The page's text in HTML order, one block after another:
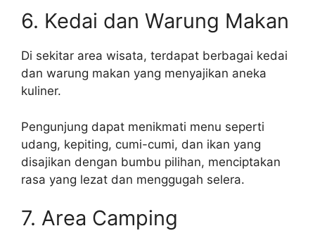
6. Kedai dan Warung Makan
Di sekitar area wisata, terdapat berbagai kedai
dan warung makan yang menyajikan aneka
kuliner.
Pengunjung dapat menikmati menu seperti
udang, kepiting, cumi-cumi, dan ikan yang
disajikan dengan bumbu pilihan, menciptakan
rasa yang lezat dan menggugah selera.
7. Area Camping